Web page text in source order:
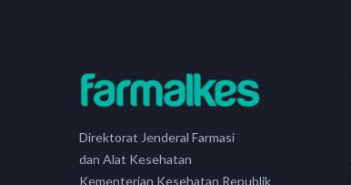
Direktorat Jenderal Farmasi
dan Alat Kesehatan
Kementerian Kesehatan Republik